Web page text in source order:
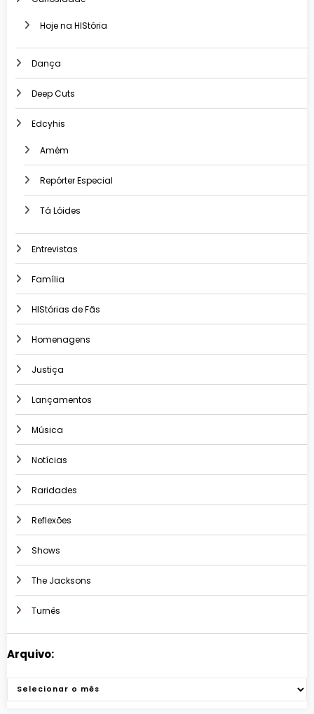
Hoje na HIStória
Dança
Deep Cuts
Edcyhis
Amém
Repórter Especial
Tá Lóides
Entrevistas
Família
HIStórias de Fãs
Homenagens
Justiça
Lançamentos
Música
Notícias
Raridades
Reflexões
Shows
The Jacksons
Turnês
Arquivo:
Arquivos